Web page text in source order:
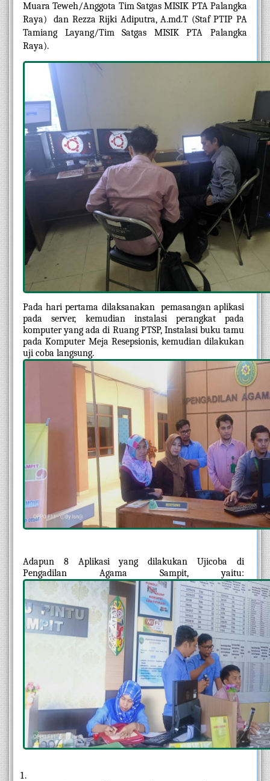
Muara Teweh/Anggota Tim Satgas MISIK PTA Palangka
Raya)  dan Rezza Rijki Adiputra, A.md.T (Staf PTIP PA
Tamiang Layang/Tim Satgas MISIK PTA Palangka
Raya).
Pada hari pertama dilaksanakan  pemasangan aplikasi
pada server, kemudian instalasi perangkat pada
komputer yang ada di Ruang PTSP, Instalasi buku tamu
pada Komputer Meja Resepsionis, kemudian dilakukan
uji coba langsung.
Adapun 8 Aplikasi yang dilakukan Ujicoba di
Pengadilan Agama Sampit, yaitu: